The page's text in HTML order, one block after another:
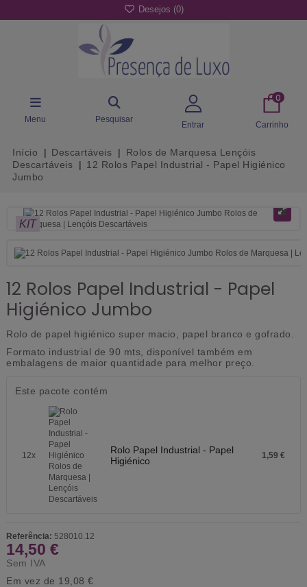
Desejos (0)
Menu Pesquisar
Entrar
0
Carrinho
Início Descartáveis
Rolos de Marquesa Lençóis
Descartáveis
12 Rolos Papel Industrial - Papel Higiénico
Jumbo
KIT
12 Rolos Papel Industrial - Papel
Higiénico Jumbo
Rolo de papel higiénico super macio, papel branco e gofrado.
Formato industrial de 90 mts, disponível também em
embalagens de maior quantidade para melhor preço.
Este pacote contém
12x
Rolo Papel Industrial - Papel
Higiénico
1,59 €
Referência: 528010.12
14,50 €
Sem IVA
Em vez de 19,08 €